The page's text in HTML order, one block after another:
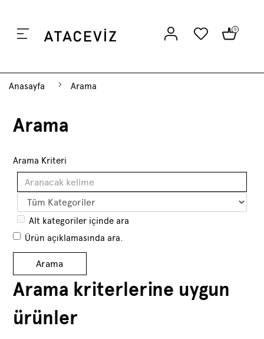
0
Anasayfa
Ceviz İçi
Cevizli Köme
Hakkımızda
Bahçe Kurulum & Danışmanlık Hizmetleri
Blog
Anasayfa Arama
Arama
Arama Kriteri
Alt kategoriler içinde ara
Ürün açıklamasında ara.
Arama kriterlerine uygun
ürünler